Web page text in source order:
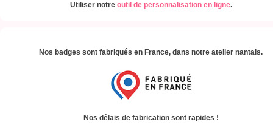
Utiliser notre outil de personnalisation en ligne.
Nos badges sont fabriqués en France, dans notre atelier nantais.
Nos délais de fabrication sont rapides !